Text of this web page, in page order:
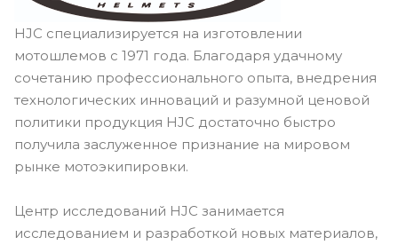
HJC специализируется на изготовлении
мотошлемов с 1971 года. Благодаря удачному
сочетанию профессионального опыта, внедрения
технологических инноваций и разумной ценовой
политики продукция HJC достаточно быстро
получила заслуженное признание на мировом
рынке мотоэкипировки.
Центр исследований HJC занимается
исследованием и разработкой новых материалов,